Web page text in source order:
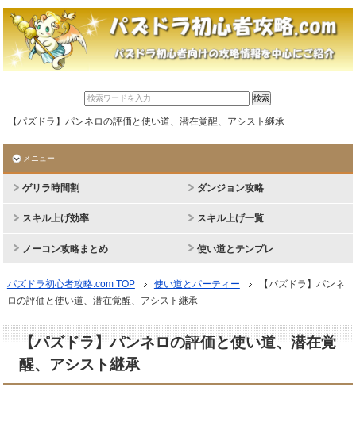
【パズドラ】パンネロの評価と使い道、潜在覚醒、アシスト継承
メニュー
ゲリラ時間割 ダンジョン攻略
スキル上げ効率 スキル上げ一覧
ノーコン攻略まとめ 使い道とテンプレ
パズドラ初心者攻略.com TOP 使い道とパーティー
【パズドラ】パンネ
ロの評価と使い道、潜在覚醒、アシスト継承
【パズドラ】パンネロの評価と使い道、潜在覚
醒、アシスト継承